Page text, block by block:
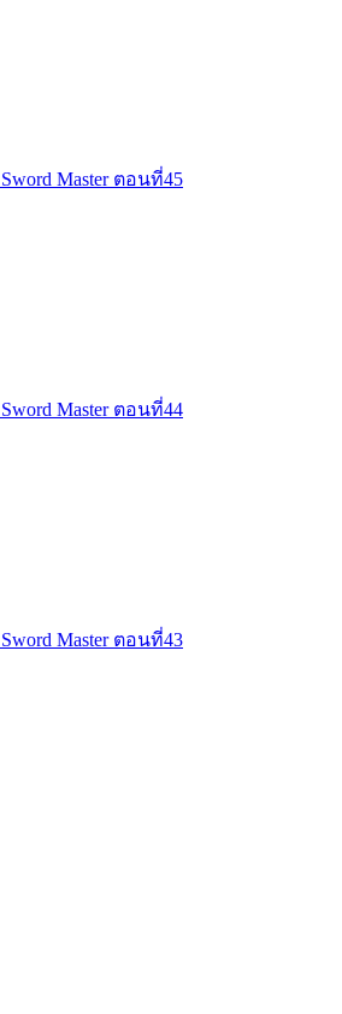
Master ตอนที่45
Master ตอนที่44
Master ตอนที่43